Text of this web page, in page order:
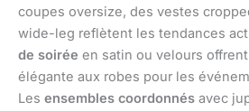
coupes oversize, des vestes
wide-leg reflètent les tendances
de soirée en satin ou velours
élégante aux robes pour les
Les ensembles coordonnés avec